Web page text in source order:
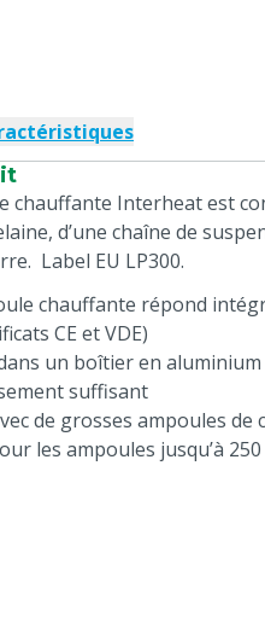
chauffante Interheat est
d’une chaîne de
Label EU LP300.
chauffante répond
CE et VDE)
un boîtier en
suffisant
de grosses ampoules de
les ampoules jusqu’à 250